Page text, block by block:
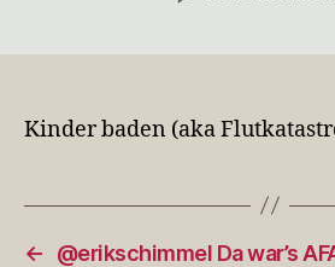
Kinder baden (aka
←
@erikschimmel Da war’s